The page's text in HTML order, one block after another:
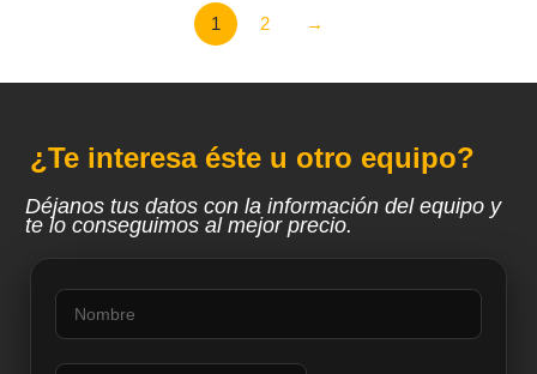
1 2 →
¿Te interesa éste u otro equipo?
Déjanos tus datos con la información del equipo y
te lo conseguimos al mejor precio.